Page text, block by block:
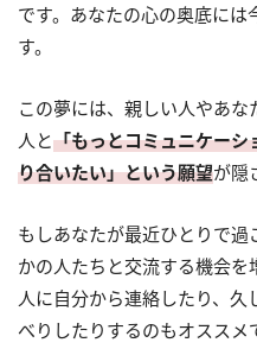
です。あなたの心の奥底には
す。
この夢には、親しい人やあ
人と「もっとコミュニケー
り合いたい」という願望が隠
もしあなたが最近ひとりで
かの人たちと交流する機会
人に自分から連絡したり、
べりしたりするのもオススメ